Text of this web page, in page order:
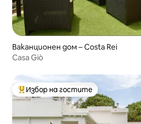
Ваканционен дом – Costa Rei
Casa Giò
Най-популярен избор на гостите
Избор на гостите